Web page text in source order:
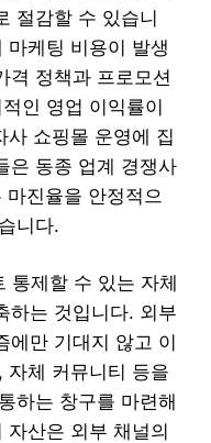
절감할 수 있습니
마케팅 비용이 발생
격 정책과 프로모션
인 영업 이익률이
사 쇼핑몰 운영에 집
은 동종 업계 경쟁사
진율을 안정적으
니다.
통제할 수 있는 자체
하는 것입니다. 외부
에만 기대지 않고 이
자체 커뮤니티 등을
하는 창구를 마련해
산은 외부 채널의